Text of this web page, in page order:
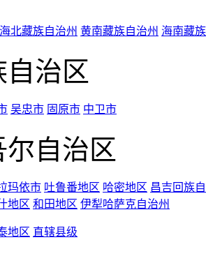
海北藏族自治州 黄南藏族自治州 海南藏
自治区
吴忠市 固原市 中卫市
自治区
玛依市 吐鲁番地区 哈密地区 昌吉回族
地区 和田地区 伊犁哈萨克自治州
地区 直辖县级